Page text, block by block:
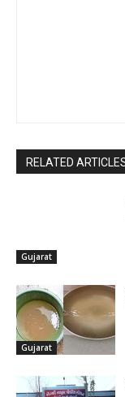
RELATED
Gujarat
Gujarat